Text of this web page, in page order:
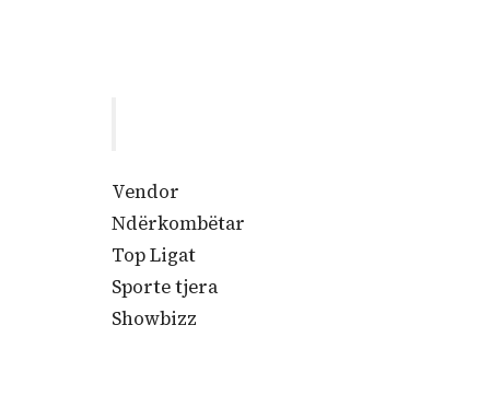
m
r
M
n
Vendor
Ndërkombëtar
Top Ligat
Sporte tjera
Showbizz